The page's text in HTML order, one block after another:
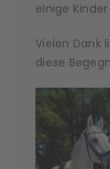
einige
Vielen Dank
diese